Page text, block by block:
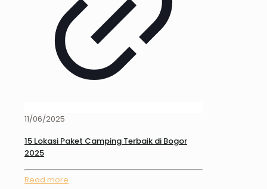
11/06/2025
15 Lokasi Paket Camping Terbaik di Bogor
2025
Read more